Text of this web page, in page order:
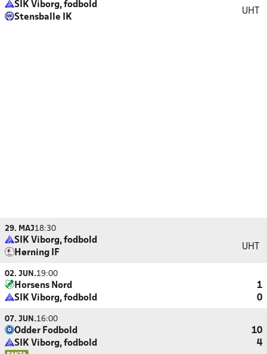
SIK Viborg, fodbold
Stensballe IK
UHT
29. MAJ18:30
SIK Viborg, fodbold
Hørning IF
UHT
02. JUN.19:00
Horsens Nord
1
SIK Viborg, fodbold
0
07. JUN.16:00
Odder Fodbold
10
SIK Viborg, fodbold
4